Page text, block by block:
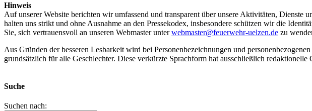
Hinweis
Auf unserer Website berichten wir umfassend und transparent über unsere Aktivitäten,
halten uns strikt und ohne Ausnahme an den Pressekodex, insbesondere schützen wir die
Sie, sich vertrauensvoll an unseren Webmaster unterwebmaster@feuerwehr-uelzen.de zu
Aus Gründen der besseren Lesbarkeit wird bei Personenbezeichnungen und
grundsätzlich für alle Geschlechter. Diese verkürzte Sprachform hat ausschließlich redaktionelle
Suche
Suchen nach: